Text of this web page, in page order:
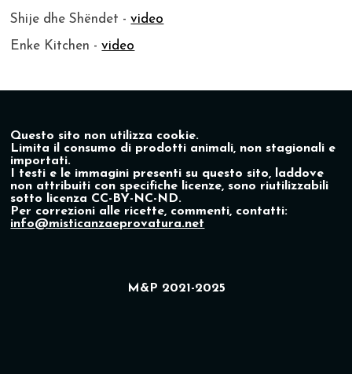
Shije dhe Shëndet -video
Enke Kitchen -video
Questo sito non utilizza cookie.
Limita il consumo di prodotti animali, non stagionali e
importati.
I testi e le immagini presenti su questo sito, laddove
non attribuiti con specifiche licenze, sono riutilizzabili
sotto licenza CC-BY-NC-ND.
Per correzioni alle ricette, commenti, contatti:
info@misticanzaeprovatura.net
M&P 2021-2025